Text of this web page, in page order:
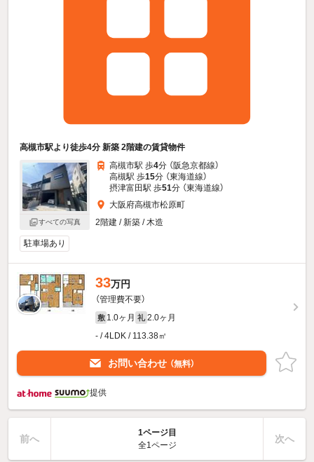
高槻市駅より徒歩4分 新築 2階建の賃貸物件
すべての写真
高槻市駅 歩4分 （阪急京都線）
高槻駅 歩15分 （東海道線）
摂津富田駅 歩51分 （東海道線）
大阪府高槻市松原町
2階建 / 新築 / 木造
駐車場あり
33万円
（管理費不要）
敷 1.0ヶ月 礼 2.0ヶ月
- / 4LDK / 113.38㎡
お問い合わせ （無料）
提供
前へ
1ページ目
全1ページ
次へ